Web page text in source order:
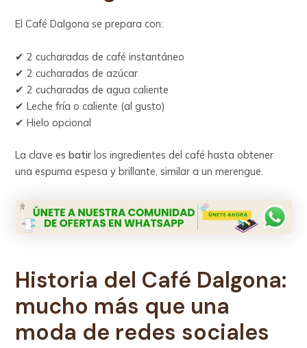
El Café Dalgona se prepara con:
✔ 2 cucharadas de café instantáneo
✔ 2 cucharadas de azúcar
✔ 2 cucharadas de agua caliente
✔ Leche fría o caliente (al gusto)
✔ Hielo opcional
La clave esbatir los ingredientes del café hasta obtener
una espuma espesa y brillante, similar a un merengue.
Historia del Café Dalgona:
mucho más que una
moda de redes sociales